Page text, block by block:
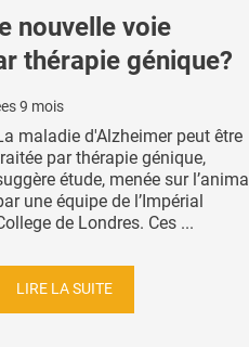
nouvelle voie
thérapie génique?
9 mois
maladie d'Alzheimer peut être
par thérapie génique,
étude, menée sur l’animal
une équipe de l’Impérial
de Londres. Ces ...
LIRE LA SUITE